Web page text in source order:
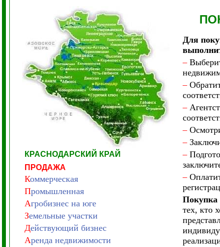
КРАСНОДАРСКИЙ КРАЙ
ПРОДАЖА
Коммерческая
Промышленная
Агробизнес на юге
Земельные участки
Действующий бизнес
Аренда недвижимости
Для
–
–
–
–
–
–
–
Покупка
тех, кто